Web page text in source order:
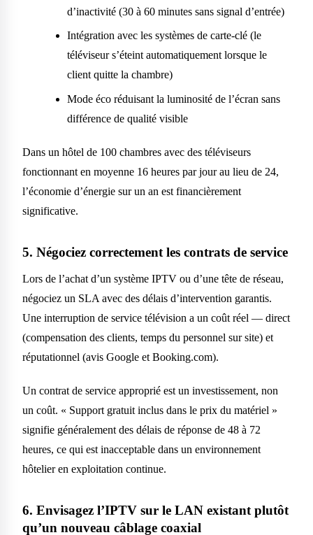
d’inactivité (30 à 60 minutes sans signal d’entrée)
Intégration avec les systèmes de carte-clé (le
téléviseur s’éteint automatiquement lorsque le
client quitte la chambre)
Mode éco réduisant la luminosité de l’écran sans
différence de qualité visible
Dans un hôtel de 100 chambres avec des téléviseurs
fonctionnant en moyenne 16 heures par jour au lieu de 24,
l’économie d’énergie sur un an est financièrement
significative.
5. Négociez correctement les contrats de service
Lors de l’achat d’un système IPTV ou d’une tête de réseau,
négociez un SLA avec des délais d’intervention garantis.
Une interruption de service télévision a un coût réel — direct
(compensation des clients, temps du personnel sur site) et
réputationnel (avis Google et Booking.com).
Un contrat de service approprié est un investissement, non
un coût. « Support gratuit inclus dans le prix du matériel »
signifie généralement des délais de réponse de 48 à 72
heures, ce qui est inacceptable dans un environnement
hôtelier en exploitation continue.
6. Envisagez l’IPTV sur le LAN existant plutôt
qu’un nouveau câblage coaxial